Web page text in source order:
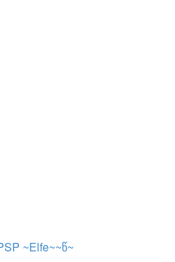
~Elfe~~წ~